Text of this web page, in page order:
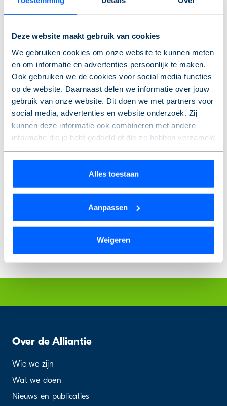
Deze website maakt gebruik van cookies
We gebruiken cookies om onze website te kunnen meten
en om informatie en advertenties persoonlijk te maken.
Ook gebruiken we de cookies voor social media functies
op de website. Daarnaast delen we informatie over jouw
gebruik van onze website. Dit doen we met partners voor
social media, advertenties en website onderzoek. Zij
kunnen deze informatie ook combineren met andere
informatie die je hebt gedeeld of die ze hebben verzameld
Wil je je keuze aanpassen of je toestemming intrekken?
Dat kan op elk moment via de link ‘cookieverklaring’
We werken samen met9 derdendie uw gegevens
Alles toestaan
Aanpassen
Weigeren
De Alliantie heeft een aantal verbindingen, waaronder de
Over de Alliantie
Wie we zijn
Wat we doen
Nieuws en publicaties